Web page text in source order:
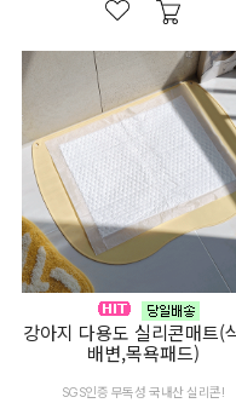
강아지 다용도 실리콘매트(
배변,목욕패드)
SGS인증 무독성 국내산 실리콘!